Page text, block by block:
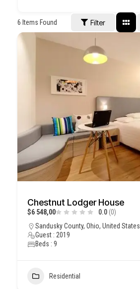
6 Items Found Filter
Chestnut Lodger House
$6 548,00 0.0 (0)
Sandusky County, Ohio, United States
Guest : 2019
Beds : 9
Residential